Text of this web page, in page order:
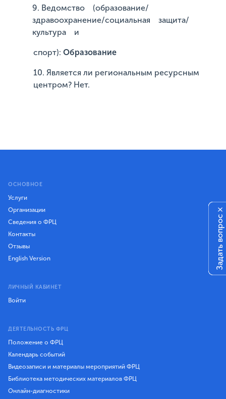
9. Ведомство (образование/
здравоохранение/социальная защита/
культура и
спорт): Образование
10. Является ли региональным ресурсным
центром? Нет.
ОСНОВНОЕ
Услуги
Организации
Сведения о ФРЦ
Контакты
Отзывы
English Version
ЛИЧНЫЙ КАБИНЕТ
Войти
ДЕЯТЕЛЬНОСТЬ ФРЦ
Положение о ФРЦ
Календарь событий
Видеозаписи и материалы мероприятий ФРЦ
Библиотека методических материалов ФРЦ
Онлайн-диагностики
Задать вопрос
×